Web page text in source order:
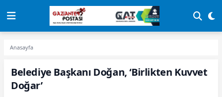
Anasayfa
Belediye Başkanı Doğan, ‘Birlikten Kuvvet
Doğar’